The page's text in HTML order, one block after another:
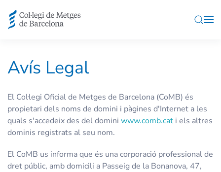
Skip to main content
Avís Legal
El Col·legi Oficial de Metges de Barcelona (CoMB) és
propietari dels noms de domini i pàgines d'Internet a les
quals s'accedeix des del domini www.comb.cat i els altres
dominis registrats al seu nom.
El CoMB us informa que és una corporació professional de
dret públic, amb domicili a Passeig de la Bonanova, 47,